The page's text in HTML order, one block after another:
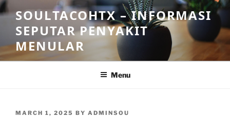
Skip
to
content
SOULTACOHTX – INFORMASI
SEPUTAR PENYAKIT
MENULAR
Menu
POSTED
MARCH 1, 2025 BY ADMINSOU